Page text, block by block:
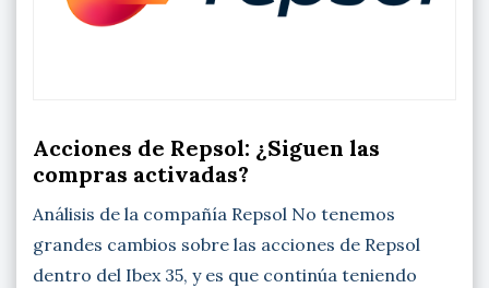
Acciones de Repsol: ¿Siguen las
compras activadas?
Análisis de la compañía Repsol No tenemos
grandes cambios sobre las acciones de Repsol
dentro del Ibex 35, y es que continúa teniendo